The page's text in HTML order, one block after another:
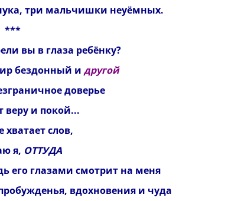
три мальчишки неуёмных.
вы в глаза ребёнку?
бездонный и другой
доверье
веру и покой...
хватает слов,
я, ОТТУДА
его глазами смотрит на меня
вдохновения и чуда